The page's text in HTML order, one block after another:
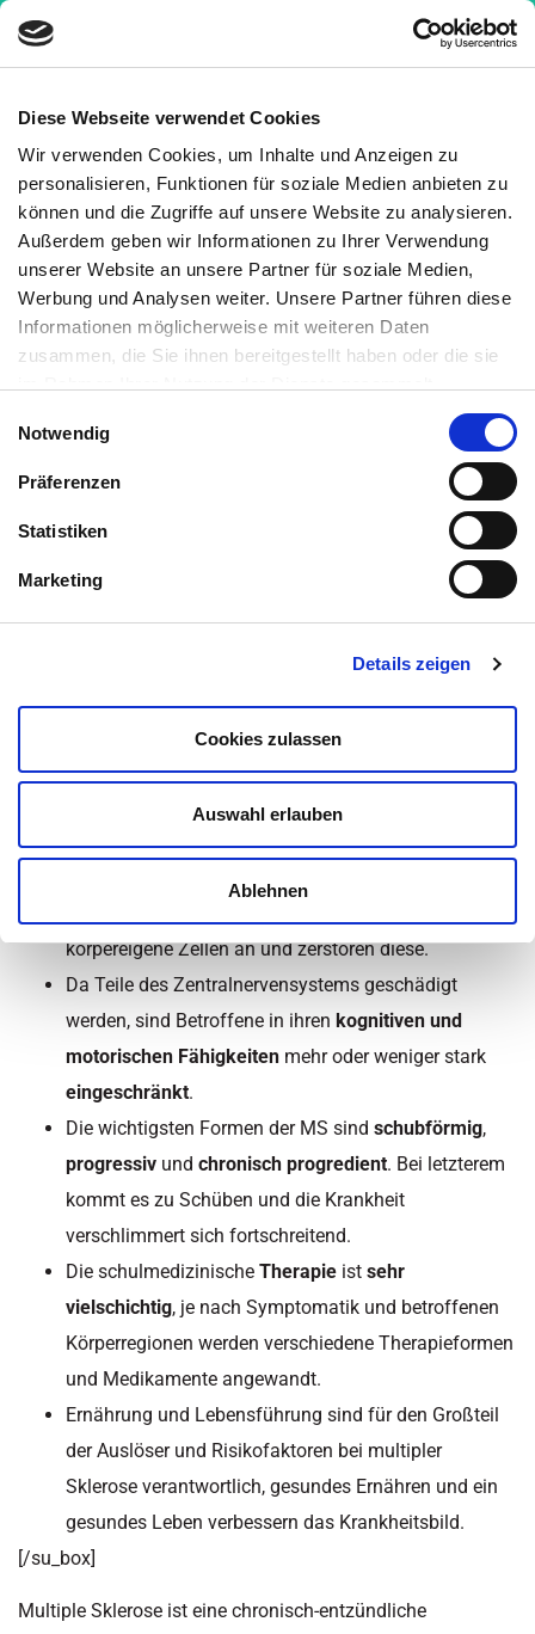
Diese Webseite verwendet Cookies
Wir verwenden Cookies, um Inhalte und Anzeigen zu
personalisieren, Funktionen für soziale Medien anbieten zu
können und die Zugriffe auf unsere Website zu analysieren.
Außerdem geben wir Informationen zu Ihrer Verwendung
unserer Website an unsere Partner für soziale Medien,
Werbung und Analysen weiter. Unsere Partner führen diese
Informationen möglicherweise mit weiteren Daten
zusammen, die Sie ihnen bereitgestellt haben oder die sie
haben. Sie können jederzeit die Cookie-Einstellungen
widerrufen oder ändern:
. Es befindet
sich auch ein Link in der Fußzeile zu den Einstellungen der
Cookies um diese jederzeit widerrufen oder ändern zu
können.
Notwendig
Präferenzen
Statistiken
Marketing
Details zeigen
Cookies zulassen
Auswahl erlauben
Ablehnen
Krankheiten »Autoimmunerkrankungen »
Multiple
Sklerose
» Multiple Sklerose (MS) von A bis Z
Multiple Sklerose (MS) von A
bis Z
Medizinisch geprüft
Kategorie: Multiple Sklerose
Zuletzt aktualisiert am 19. März 2020 um 21:01
[su_box title=“Multiple Sklerose – Kurze
Multiple Sklerose (MS) ist eine
des zentralen Nervensystems und des
körpereigene Zellen an und zerstören diese.
Da Teile des Zentralnervensystems geschädigt
werden, sind Betroffene in ihren kognitiven und
motorischen Fähigkeiten mehr oder weniger stark
eingeschränkt.
Die wichtigsten Formen der MS sind schubförmig,
progressiv und chronisch progredient. Bei letzterem
kommt es zu Schüben und die Krankheit
verschlimmert sich fortschreitend.
Die schulmedizinische Therapie ist sehr
vielschichtig, je nach Symptomatik und betroffenen
Körperregionen werden verschiedene Therapieformen
und Medikamente angewandt.
Ernährung und Lebensführung sind für den Großteil
der Auslöser und Risikofaktoren bei multipler
Sklerose verantwortlich, gesundes Ernähren und ein
gesundes Leben verbessern das Krankheitsbild.
[/su_box]
Multiple Sklerose ist eine chronisch-entzündliche